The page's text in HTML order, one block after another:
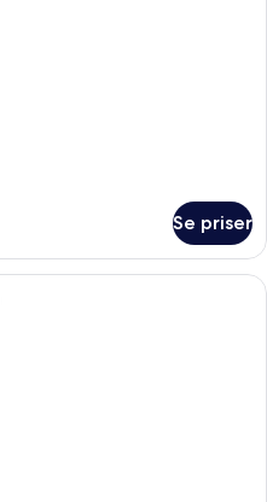
Se priser
Suite, 1 kingsize-seng (Sunset) |